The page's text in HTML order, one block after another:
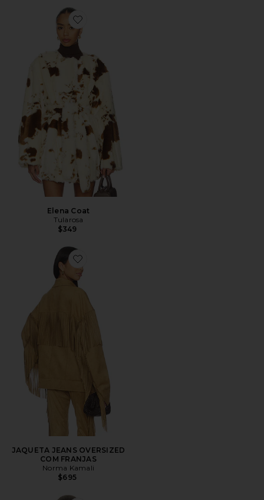
Favorite Elena Coat
Elena Coat
Tularosa
$349
Favorite JAQUETA JEANS OVERSIZED COM
JAQUETA JEANS OVERSIZED
COM FRANJAS
Norma Kamali
$695